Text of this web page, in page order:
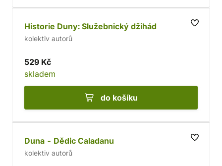
Historie Duny: Služebnický džihád
kolektiv autorů
529 Kč
skladem
do košíku
Duna - Dědic Caladanu
kolektiv autorů